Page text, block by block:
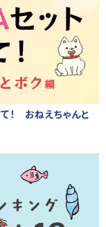
！ おねえちゃんと